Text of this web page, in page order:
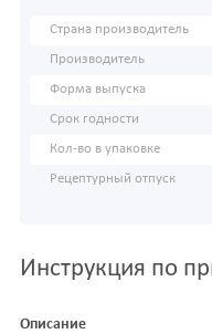
Страна производитель
Производитель
Форма выпуска
Срок годности
Кол-во в упаковке
Рецептурный отпуск
Инструкция по
Описание